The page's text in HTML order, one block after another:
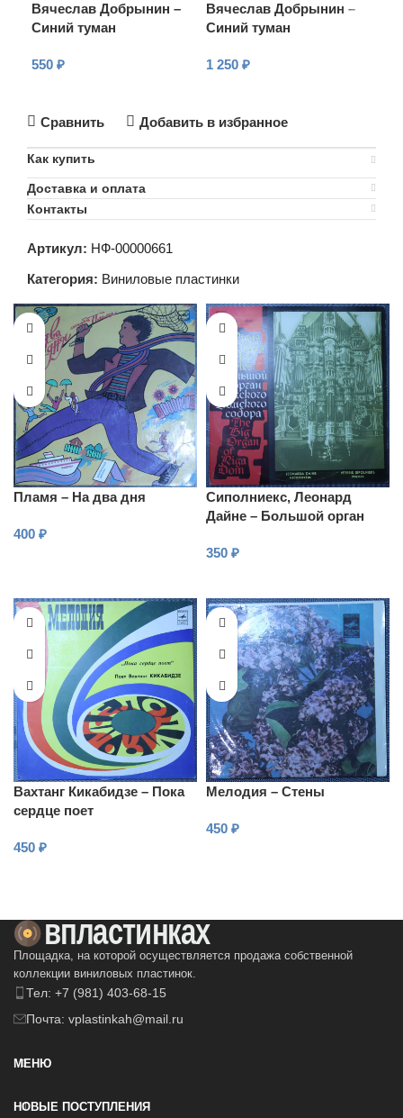
Вячеслав Добрынин –
Синий туман
550 ₽
Вячеслав Добрынин –
Синий туман
1 250 ₽
Сравнить Добавить в избранное
Как купить
Доставка и оплата
Контакты
Артикул: НФ-00000661
Категория: Виниловые пластинки
Пламя – На два дня
400 ₽
Сиполниекс, Леонард
Дайне – Большой орган
350 ₽
Вахтанг Кикабидзе – Пока
сердце поет
450 ₽
Мелодия – Стены
450 ₽
Площадка, на которой осуществляется продажа собственной
коллекции виниловых пластинок.
Тел: +7 (981) 403-68-15
Почта: vplastinkah@mail.ru
МЕНЮ
НОВЫЕ ПОСТУПЛЕНИЯ